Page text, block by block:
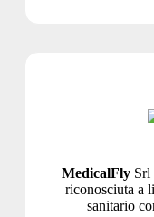
MedicalFlySrl
riconosciuta a
sanitario